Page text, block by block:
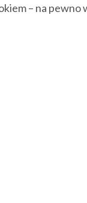
– na pewno